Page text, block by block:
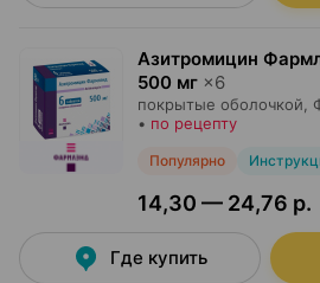
Азитромицин
500 мг ×6
покрытые оболочкой,
• по рецепту
Популярно
14,30 — 24,76 р.
Где купить